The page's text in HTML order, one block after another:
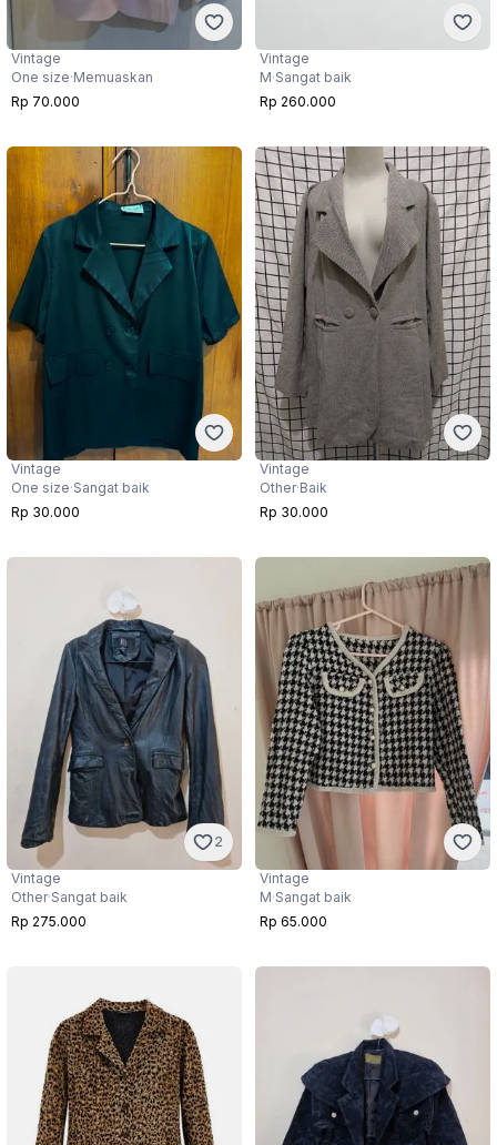
Vintage
One size·Memuaskan
Rp 70.000
Vintage
M·Sangat baik
Rp 260.000
Vintage
One size·Sangat baik
Rp 30.000
Vintage
Other·Baik
Rp 30.000
2
Vintage
Other·Sangat baik
Rp 275.000
Vintage
M·Sangat baik
Rp 65.000